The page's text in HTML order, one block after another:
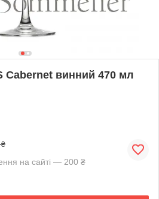
Cabernet винний 470 мл
₴
на сайті — 200 ₴